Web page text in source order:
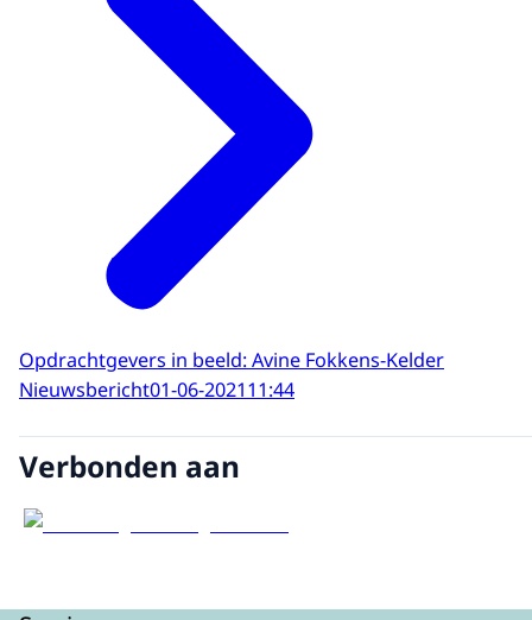
Opdrachtgevers in beeld: Avine Fokkens-Kelder
Nieuwsbericht01-06-202111:44
Verbonden aan